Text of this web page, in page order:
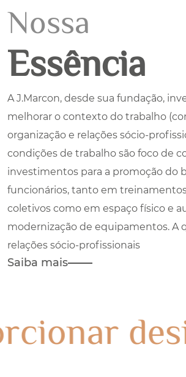
Nossa
Essência
A J.Marcon, desde sua fundação,
melhorar o contexto do trabalho
organização e relações sócio-
condições de trabalho são foco de
investimentos para a promoção do
funcionários, tanto em
coletivos como em espaço físico e
modernização de equipamentos. A
relações sócio-profissionais
Saiba mais